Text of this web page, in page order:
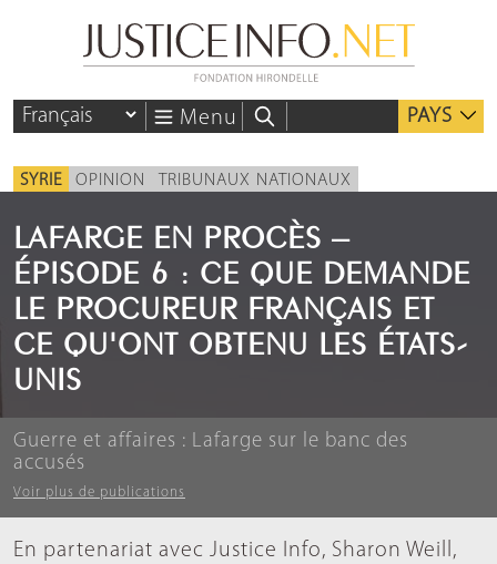
Menu PAYS
SYRIE OPINION TRIBUNAUX NATIONAUX
Guerre et affaires : Lafarge sur le banc des
accusés
Voir plus de publications
LAFARGE EN PROCÈS –
ÉPISODE 6 : CE QUE DEMANDE
LE PROCUREUR FRANÇAIS ET
CE QU'ONT OBTENU LES ÉTATS-
UNIS
En partenariat avec Justice Info, Sharon Weill,